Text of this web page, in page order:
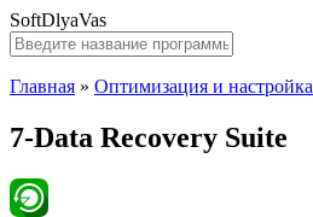
SoftDlyaVas
Главная » Оптимизация и настройка
7-Data Recovery Suite